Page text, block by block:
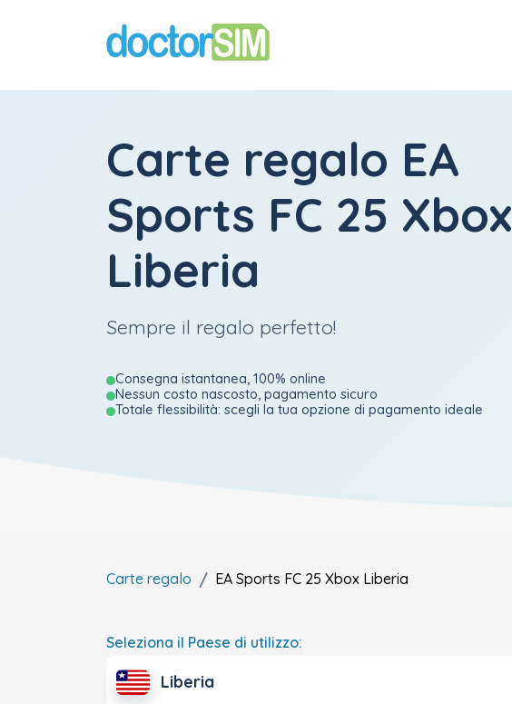
Carte regalo EA
Sports FC 25 Xbox
Liberia
Sempre il regalo perfetto!
Consegna istantanea, 100% online
Nessun costo nascosto, pagamento sicuro
Totale flessibilità: scegli la tua opzione di pagamento ideale
Carte regalo EA Sports FC 25 Xbox Liberia
Seleziona il Paese di utilizzo:
Liberia